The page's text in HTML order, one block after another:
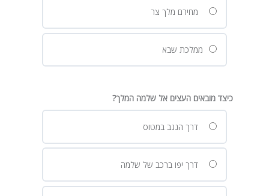
מחירם מלך צר
ממלכת שבא
כיצד מובאים העצים אל שלמה המלך?
דרך הנגב במטוס
דרך יפו ברכב של שלמה